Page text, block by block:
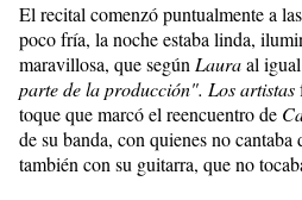
El recital comenzó puntualmente a
poco fría, la noche estaba linda,
maravillosa, que segúnLauraal
parte de la producción". Los artistas
toque que marcó el reencuentro de
de su banda, con quienes no cantaba
también con su guitarra, que no